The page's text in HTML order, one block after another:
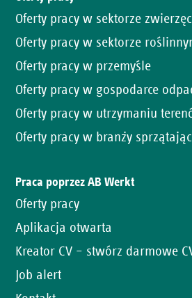
Oferty pracy w sektorze
Oferty pracy w sektorze
Oferty pracy w przemyśle
Oferty pracy w gospodarce
Oferty pracy w utrzymaniu
Oferty pracy w branży
Praca poprzez AB Werkt
Oferty pracy
Aplikacja otwarta
Kreator CV – stwórz darmowe
Job alert